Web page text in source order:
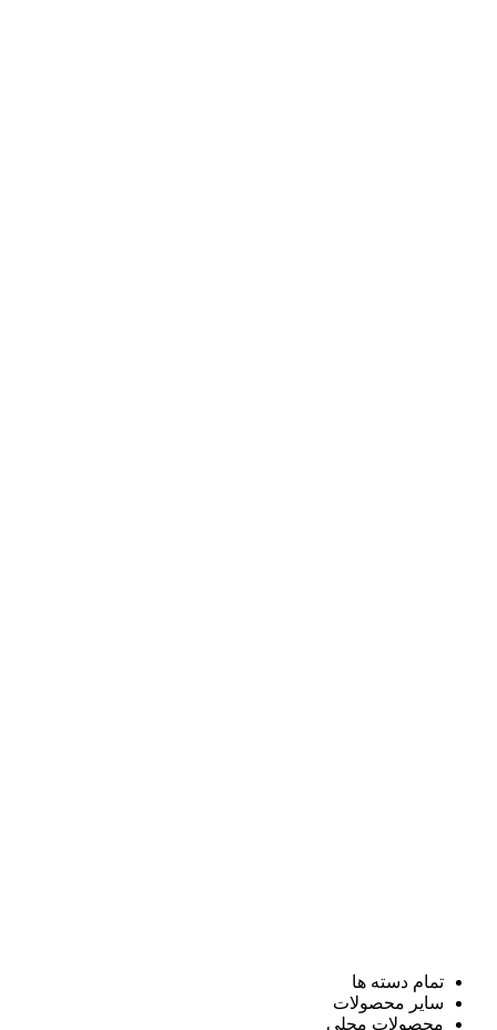
تمام دسته ها
سایر محصولات
محصولات محلی